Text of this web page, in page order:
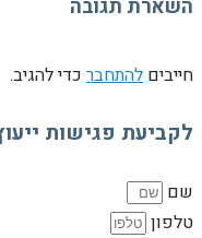
השארת תגובה
חייבים להתחבר כדי להגיב.
לקביעת פגישות
שם
טלפון